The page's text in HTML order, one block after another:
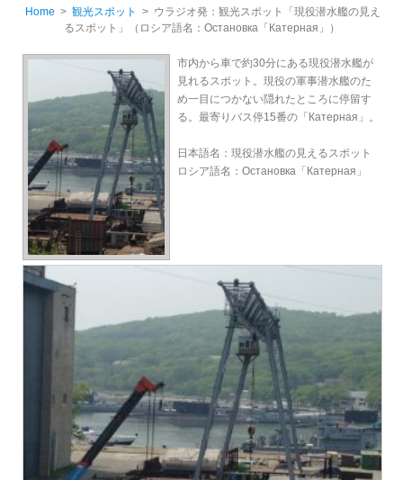
Home > 観光スポット
> ウラジオ発：観光スポット「現役潜水艦の見え
るスポット」（ロシア語名：Остановка「Катерная」）
市内から車で約30分にある現役潜水艦が
見れるスポット。現役の軍事潜水艦のた
め一目につかない隠れたところに停留す
る。最寄りバス停15番の「Катерная」。
日本語名：現役潜水艦の見えるスポット
ロシア語名：Остановка「Катерная」